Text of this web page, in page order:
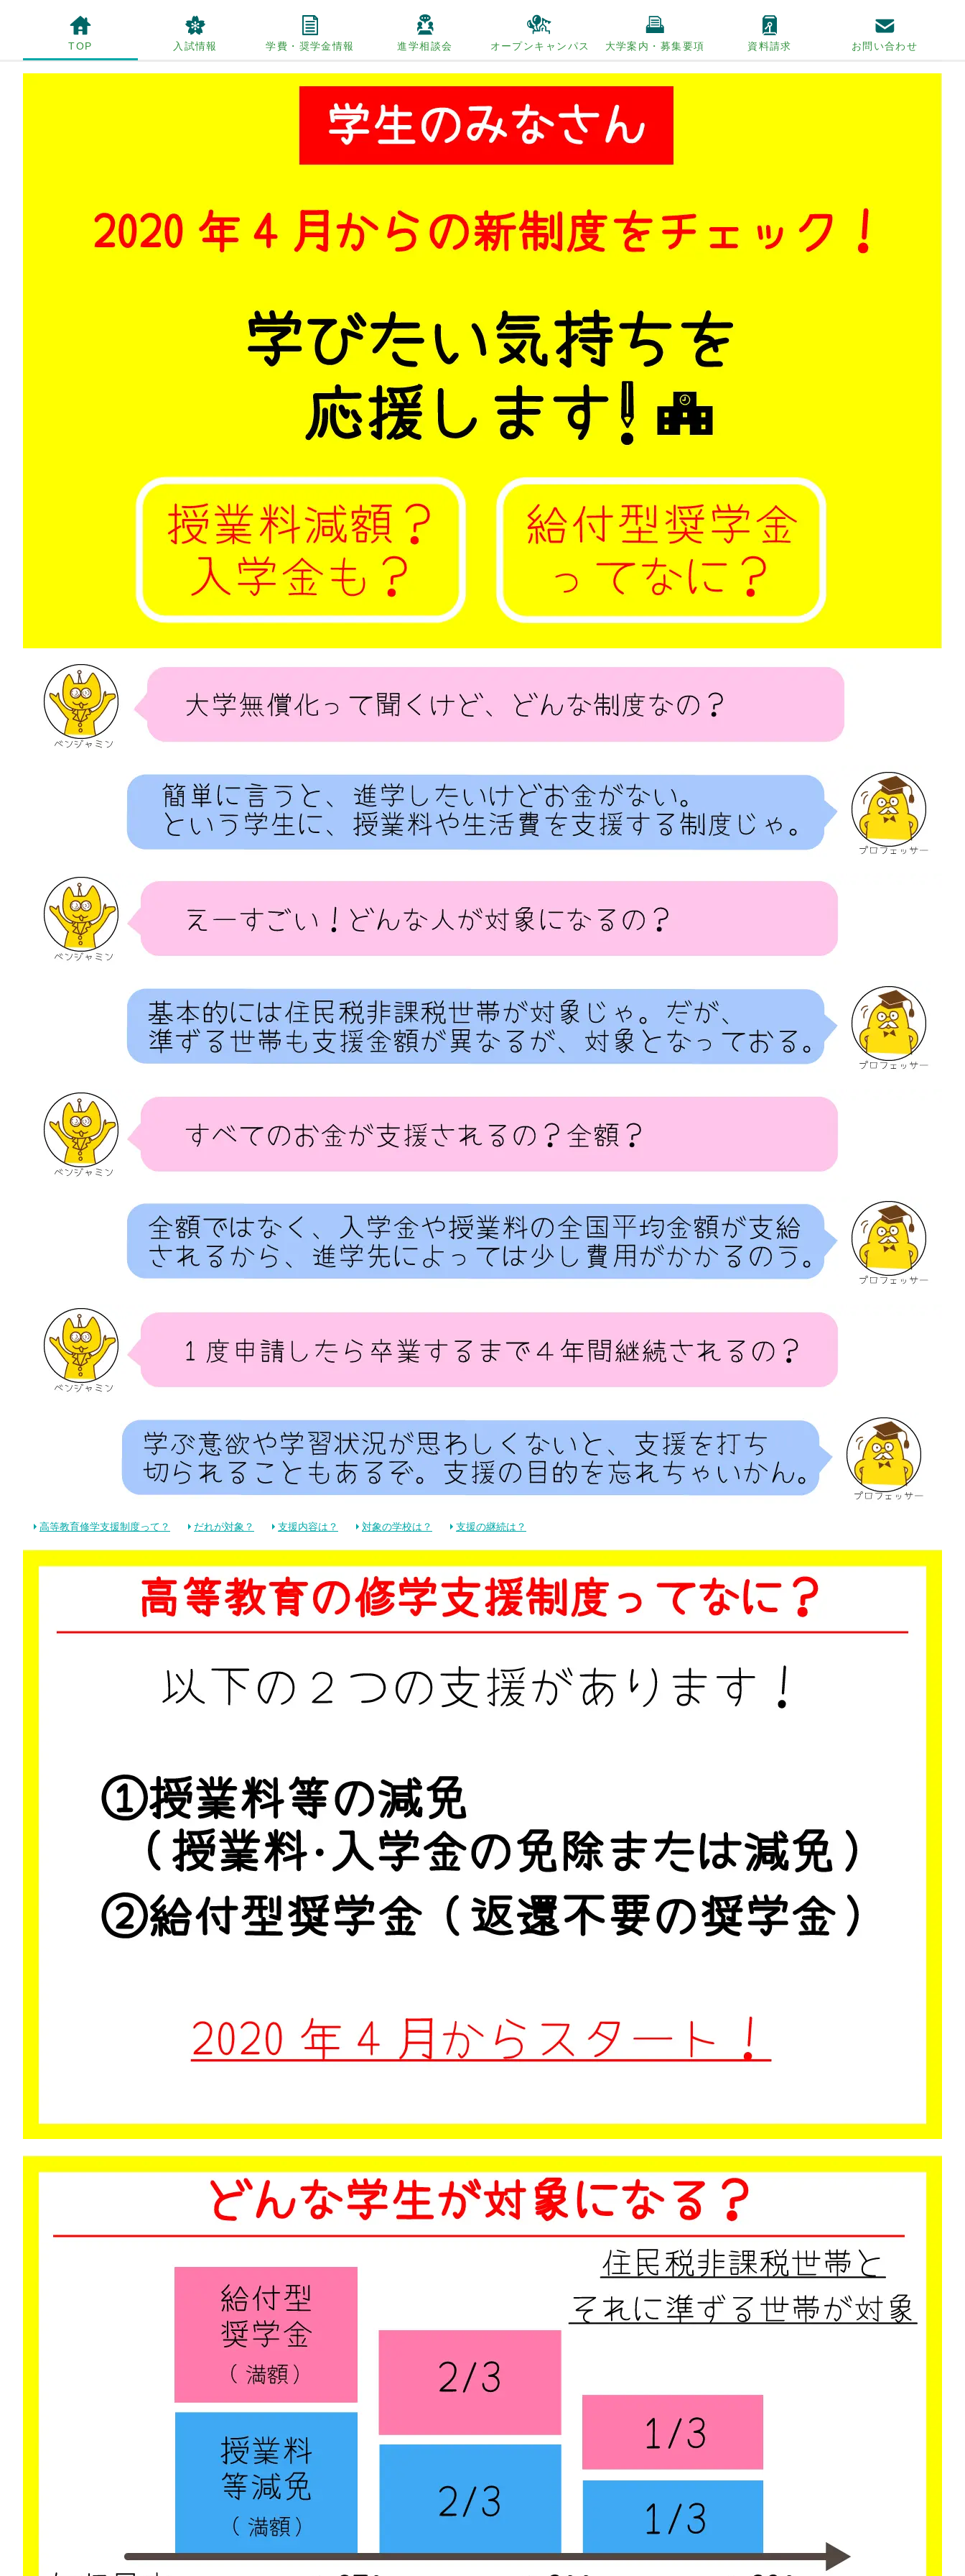
TOP 入試情報 学費・奨学金情報 進学相談会 オープンキャンパス 大学案内・募集要項 資料請求 お問い合わせ
高等教育修学支援制度って？ だれが対象？ 支援内容は？ 対象の学校は？ 支援の継続は？